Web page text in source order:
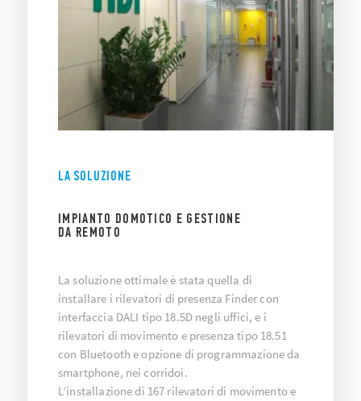
LA SOLUZIONE
IMPIANTO DOMOTICO E GESTIONE
DA REMOTO
La soluzione ottimale è stata quella di
installare i rilevatori di presenza Finder con
interfaccia DALI tipo 18.5D negli uffici, e i
rilevatori di movimento e presenza tipo 18.51
con Bluetooth e opzione di programmazione da
smartphone, nei corridoi.
L’installazione di 167 rilevatori di movimento e